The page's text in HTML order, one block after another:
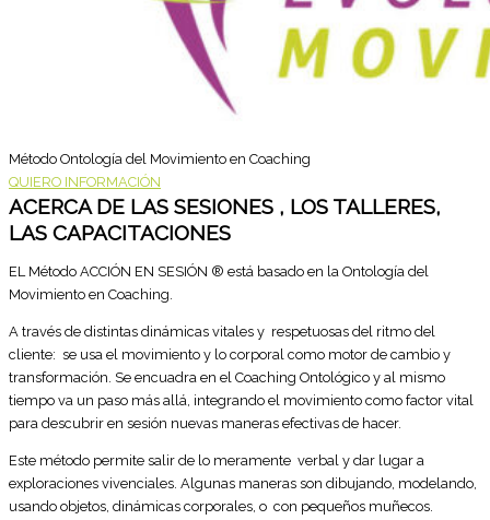
Método Ontología del Movimiento en Coaching
QUIERO INFORMACIÓN
ACERCA DE LAS SESIONES , LOS TALLERES,
LAS CAPACITACIONES
EL Método ACCIÓN EN SESIÓN ® está basado en la Ontología del
Movimiento en Coaching.
A través de distintas dinámicas vitales y respetuosas del ritmo del
cliente: se usa el movimiento y lo corporal como motor de cambio y
transformación. Se encuadra en el Coaching Ontológico y al mismo
tiempo va un paso más allá, integrando el movimiento como factor vital
para descubrir en sesión nuevas maneras efectivas de hacer.
Este método permite salir de lo meramente verbal y dar lugar a
exploraciones vivenciales. Algunas maneras son dibujando, modelando,
usando objetos, dinámicas corporales, o con pequeños muñecos.